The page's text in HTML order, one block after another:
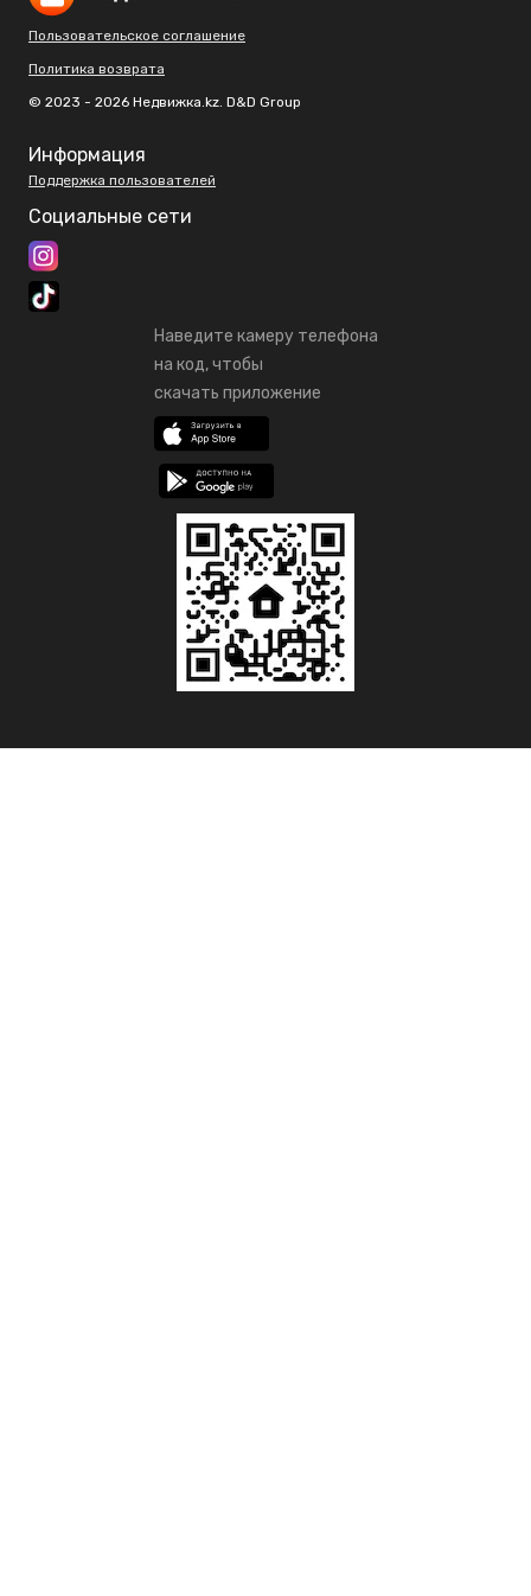
Пользовательское соглашение
Политика возврата
© 2023 - 2026 Недвижка.kz. D&D Group
Информация
Поддержка пользователей
Социальные сети
Наведите камеру телефона
на код, чтобы
скачать приложение